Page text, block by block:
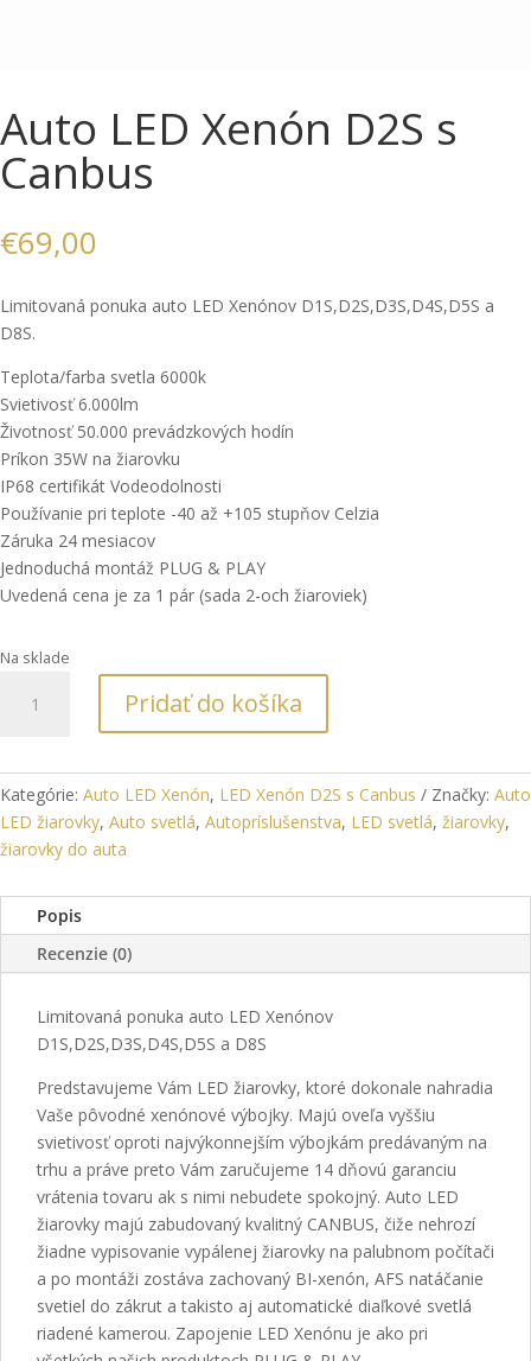
Auto LED Xenón D2S s
Canbus
€69,00
Limitovaná ponuka auto LED Xenónov D1S,D2S,D3S,D4S,D5S a
D8S.
Teplota/farba svetla 6000k
Svietivosť 6.000lm
Životnosť 50.000 prevádzkových hodín
Príkon 35W na žiarovku
IP68 certifikát Vodeodolnosti
Používanie pri teplote -40 až +105 stupňov Celzia
Záruka 24 mesiacov
Jednoduchá montáž PLUG & PLAY
Uvedená cena je za 1 pár (sada 2-och žiaroviek)
Na sklade
D2S
s
Canbus
Pridať do košíka
Kategórie: Auto LED Xenón, LED Xenón D2S s Canbus Značky: Auto
LED žiarovky, Auto svetlá, Autopríslušenstva, LED svetlá, žiarovky,
žiarovky do auta
Popis
Recenzie (0)
Limitovaná ponuka auto LED Xenónov
D1S,D2S,D3S,D4S,D5S a D8S
Predstavujeme Vám LED žiarovky, ktoré dokonale nahradia
Vaše pôvodné xenónové výbojky. Majú oveľa vyššiu
svietivosť oproti najvýkonnejším výbojkám predávaným na
trhu a práve preto Vám zaručujeme 14 dňovú garanciu
vrátenia tovaru ak s nimi nebudete spokojný. Auto LED
žiarovky majú zabudovaný kvalitný CANBUS, čiže nehrozí
žiadne vypisovanie vypálenej žiarovky na palubnom počítači
a po montáži zostáva zachovaný BI-xenón, AFS natáčanie
svetiel do zákrut a takisto aj automatické diaľkové svetlá
riadené kamerou. Zapojenie LED Xenónu je ako pri